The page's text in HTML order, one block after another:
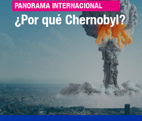
PANORAMA INTERNACIONAL
¿Por qué Chernobyl?